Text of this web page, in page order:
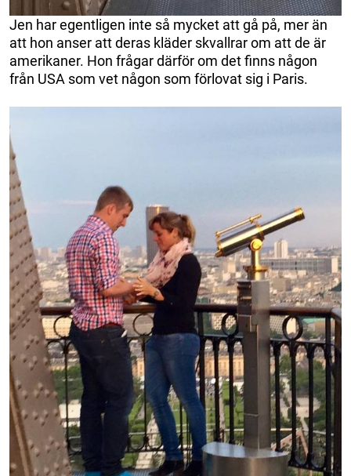
Jen har egentligen inte så mycket att gå på, mer än
att hon anser att deras kläder skvallrar om att de är
amerikaner. Hon frågar därför om det finns någon
från USA som vet någon som förlovat sig i Paris.